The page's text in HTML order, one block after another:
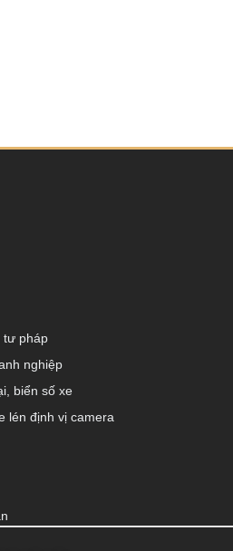
tư pháp
nghiệp
biển số xe
lén định vị camera